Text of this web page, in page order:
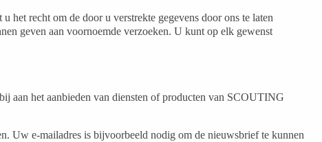
recht om de door u verstrekte gegevens door ons te laten
geven aan voornoemde verzoeken. U kunt op elk gewenst
aan het aanbieden van diensten of producten van SCOUTING
Uw e-mailadres is bijvoorbeeld nodig om de nieuwsbrief te kunnen